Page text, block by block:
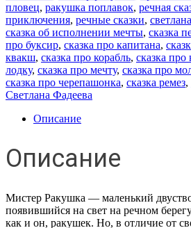
пловец, ракушка поплавок, речная
приключения, речные сказки,
сказка об исполнении мечты, сказка
про буксир, сказка про капитана,
квакш, сказка про корабль, сказка про
лодку, сказка про мечту, сказка про
сказка про черепашонка, сказка ремез,
Светлана Фадеева
Описание
Описание
Мистер Ракушка — маленький
появившийся на свет на речном
как и он, ракушек. Но, в отличие от